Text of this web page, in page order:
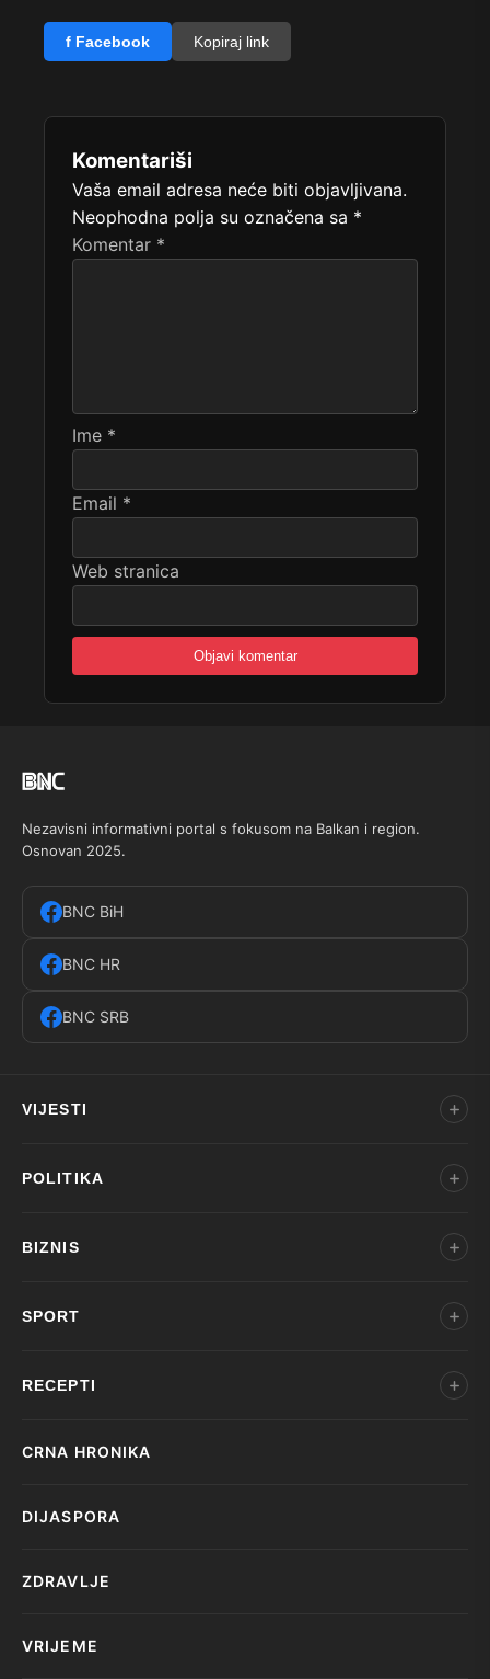
f Facebook Kopiraj link
Komentariši
Vaša email adresa neće biti objavljivana.
Neophodna polja su označena sa *
Komentar *
Ime *
Email *
Web stranica
Nezavisni informativni portal s fokusom na Balkan i region.
Osnovan 2025.
BNC BiH
BNC HR
BNC SRB
VIJESTI
POLITIKA
BIZNIS
SPORT
RECEPTI
CRNA HRONIKA
DIJASPORA
ZDRAVLJE
VRIJEME